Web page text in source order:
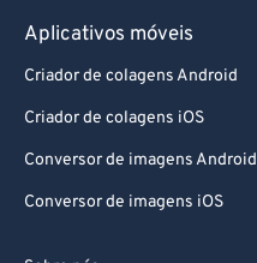
Aplicativos móveis
Criador de colagens Android
Criador de colagens iOS
Conversor de imagens Android
Conversor de imagens iOS